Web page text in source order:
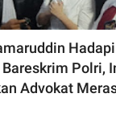
Hadapi
Polri,
Advokat